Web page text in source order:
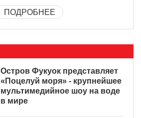
ПОДРОБНЕЕ
Остров Фукуок представляет
«Поцелуй моря» - крупнейшее
мультимедийное шоу на воде
в мире